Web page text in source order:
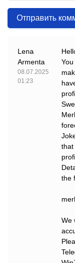
Отправить
Lena
Armenta
08.07.2025
01:23
that
the
We